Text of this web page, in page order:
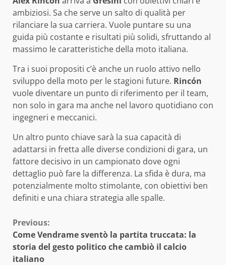
ambiziosi. Sa che serve un salto di qualità per
rilanciare la sua carriera. Vuole puntare su una
guida più costante e risultati più solidi, sfruttando al
massimo le caratteristiche della moto italiana.
Tra i suoi propositi c’è anche un ruolo attivo nello
sviluppo della moto per le stagioni future. Rincón
vuole diventare un punto di riferimento per il team,
non solo in gara ma anche nel lavoro quotidiano con
ingegneri e meccanici.
Un altro punto chiave sarà la sua capacità di
adattarsi in fretta alle diverse condizioni di gara, un
fattore decisivo in un campionato dove ogni
dettaglio può fare la differenza. La sfida è dura, ma
potenzialmente molto stimolante, con obiettivi ben
definiti e una chiara strategia alle spalle.
Continue
Reading
Previous:
Come Vendrame sventò la partita truccata: la
storia del gesto politico che cambiò il calcio
italiano